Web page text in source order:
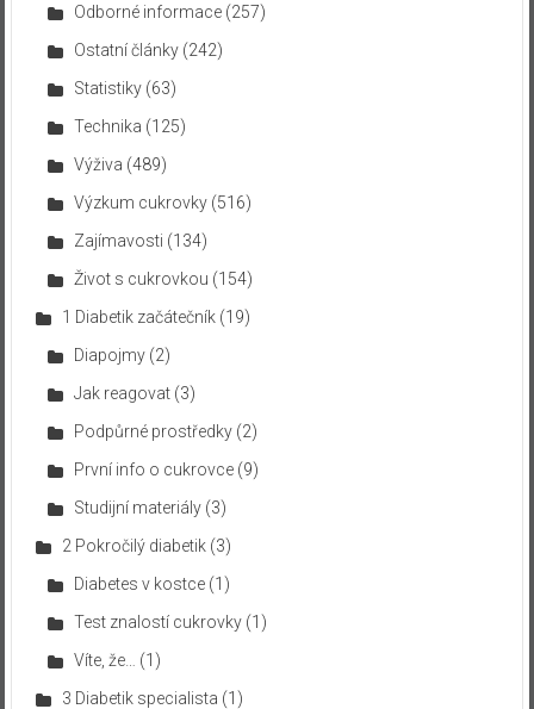
Odborné informace(257)
Ostatní články(242)
Statistiky(63)
Technika (125)
Výživa (489)
Výzkum cukrovky(516)
Zajímavosti (134)
Život s cukrovkou (154)
1 Diabetik začátečník(19)
Diapojmy(2)
Jak reagovat(3)
Podpůrné prostředky(2)
První info o cukrovce(9)
Studijní materiály(3)
2 Pokročilý diabetik(3)
Diabetes v kostce(1)
Test znalostí cukrovky(1)
Víte, že…
(1)
3 Diabetik specialista (1)